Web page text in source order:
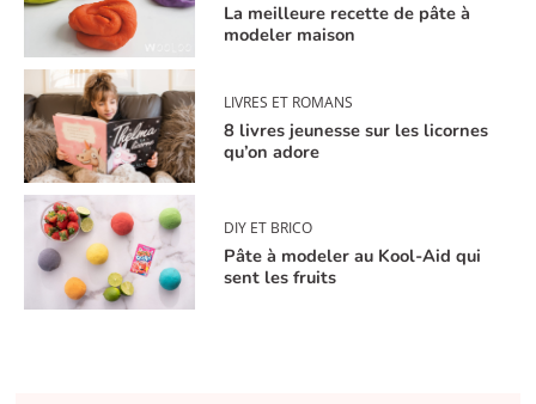
La meilleure recette de pâte à
modeler maison
LIVRES ET ROMANS
8 livres jeunesse sur les licornes
qu’on adore
DIY ET BRICO
Pâte à modeler au Kool-Aid qui
sent les fruits